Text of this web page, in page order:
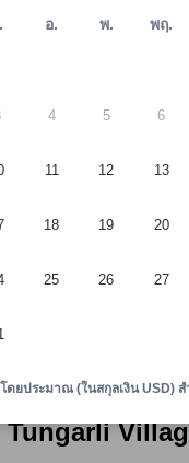
อ. พ. พฤ.
4 5 6
11 12 13
18 19 20
25 26 27
ดยประมาณ (ในสกุลเงิน USD)